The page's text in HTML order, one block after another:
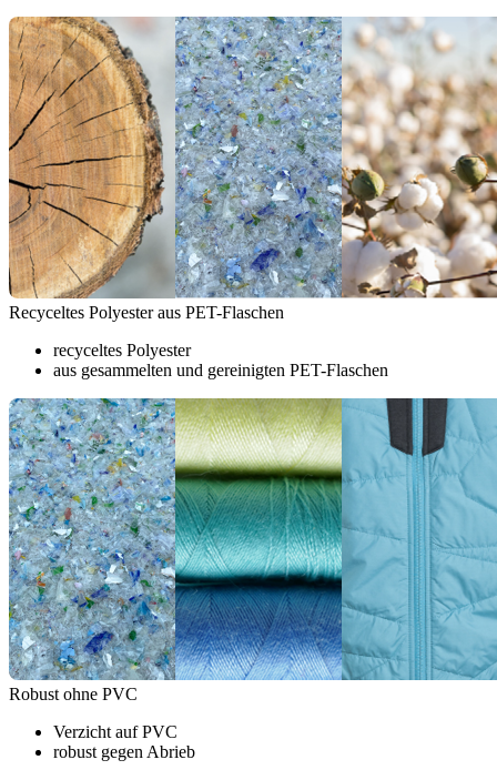
Recyceltes Polyester aus PET-Flaschen
recyceltes Polyester
aus gesammelten und gereinigten PET-Flaschen
Robust ohne PVC
Verzicht auf PVC
robust gegen Abrieb